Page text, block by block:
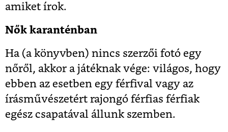
amiket írok.
Nők karanténban
Ha (a könyvben) nincs szerzői fotó egy
nőről, akkor a játéknak vége: világos, hogy
ebben az esetben egy férfival vagy az
írásművészetért rajongó férfias férfiak
egész csapatával állunk szemben.